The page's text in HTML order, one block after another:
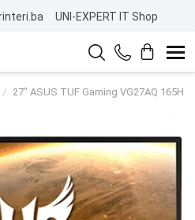
UNI-EXPERT IT Shop
27" ASUS TUF Gaming VG27AQ 165Hz